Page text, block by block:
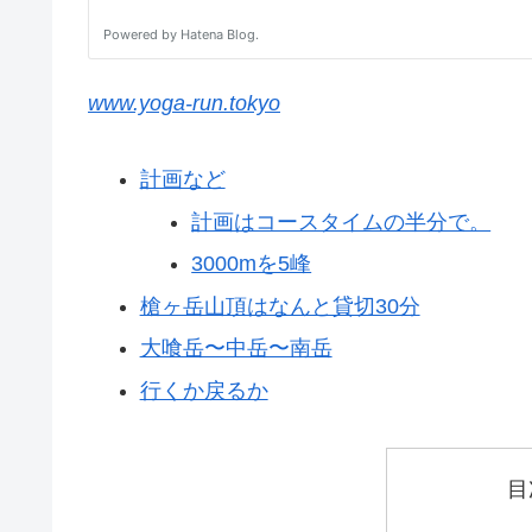
www.yoga-run.tokyo
計画など
計画はコースタイムの半分で。
3000mを5峰
槍ヶ岳山頂はなんと貸切30分
大喰岳〜中岳〜南岳
行くか戻るか